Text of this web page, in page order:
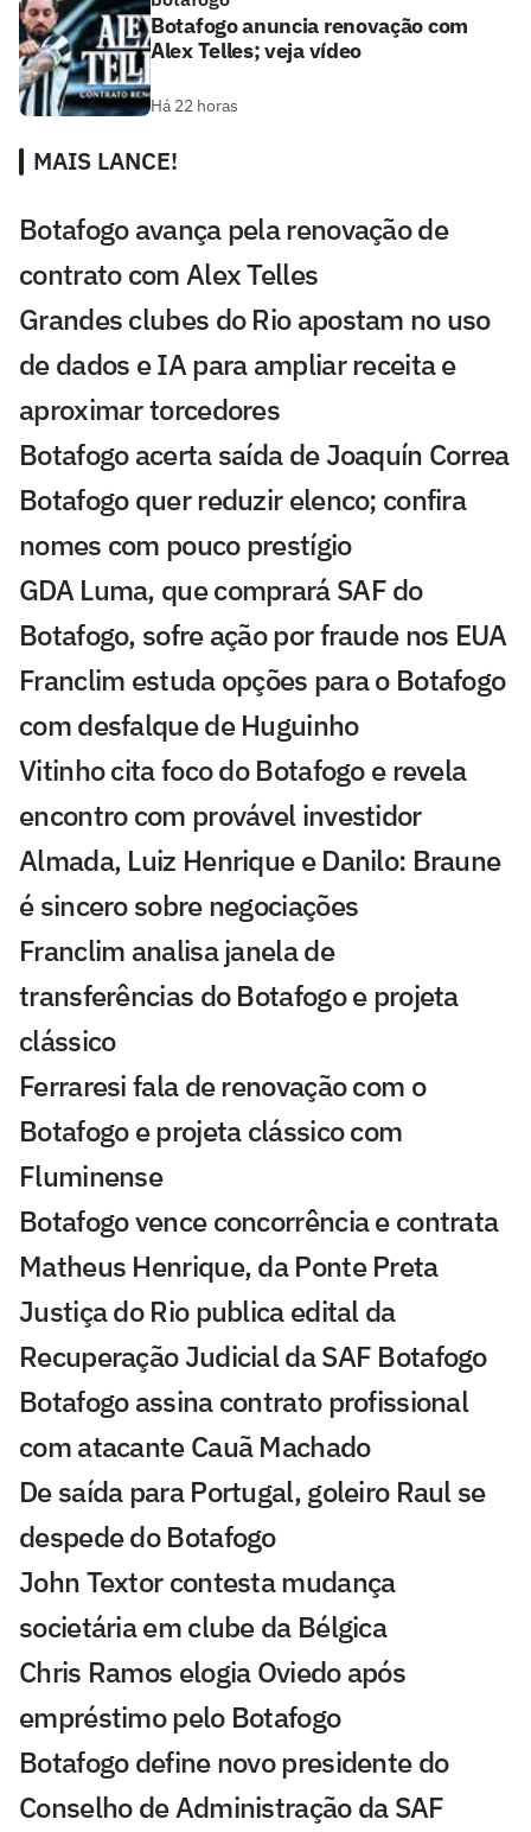
Botafogo anuncia renovação com
Alex Telles; veja vídeo
Há 22 horas
MAIS LANCE!
Botafogo avança pela renovação de
contrato com Alex Telles
Grandes clubes do Rio apostam no uso
de dados e IA para ampliar receita e
aproximar torcedores
Botafogo acerta saída de Joaquín Correa
Botafogo quer reduzir elenco; confira
nomes com pouco prestígio
GDA Luma, que comprará SAF do
Botafogo, sofre ação por fraude nos EUA
Franclim estuda opções para o Botafogo
com desfalque de Huguinho
Vitinho cita foco do Botafogo e revela
encontro com provável investidor
Almada, Luiz Henrique e Danilo: Braune
é sincero sobre negociações
Franclim analisa janela de
transferências do Botafogo e projeta
clássico
Ferraresi fala de renovação com o
Botafogo e projeta clássico com
Fluminense
Botafogo vence concorrência e contrata
Matheus Henrique, da Ponte Preta
Justiça do Rio publica edital da
Recuperação Judicial da SAF Botafogo
Botafogo assina contrato profissional
com atacante Cauã Machado
De saída para Portugal, goleiro Raul se
despede do Botafogo
John Textor contesta mudança
societária em clube da Bélgica
Chris Ramos elogia Oviedo após
empréstimo pelo Botafogo
Botafogo define novo presidente do
Conselho de Administração da SAF